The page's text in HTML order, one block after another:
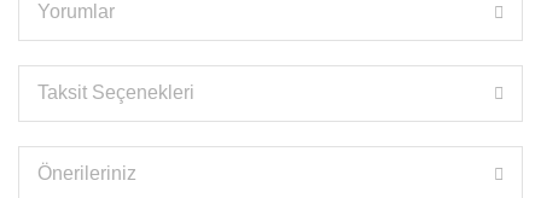
Yorumlar
Taksit Seçenekleri
Önerileriniz